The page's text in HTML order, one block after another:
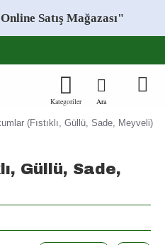
Satış Mağazası"
(Fıstıklı, Güllü, Sade, Meyveli)
Güllü, Sade,